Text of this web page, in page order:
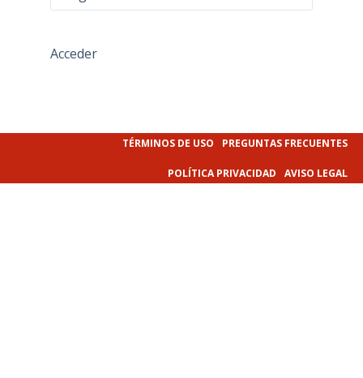
Acceder
TÉRMINOS DE USO PREGUNTAS FRECUENTES
POLÍTICA PRIVACIDAD AVISO LEGAL